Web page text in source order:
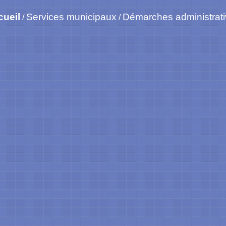
/ Services municipaux / Démarches